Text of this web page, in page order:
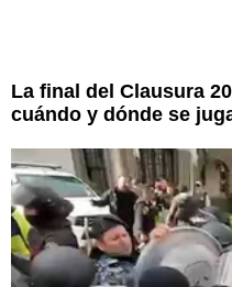
La final del Clausura
cuándo y dónde se